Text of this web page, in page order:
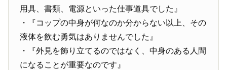
用具、書類、電源といった仕事道具でした』
・『コップの中身が何なのか分からない以上、その
液体を飲む勇気はありませんでした』
・『外見を飾り立てるのではなく、中身のある人間
になることが重要なのです』